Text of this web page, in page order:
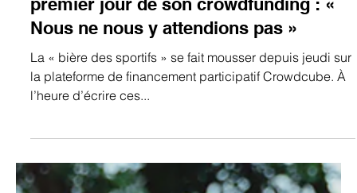
Thrive lève 250.000 euros dès le
premier jour de son crowdfunding : «
Nous ne nous y attendions pas »
La « bière des sportifs » se fait mousser depuis jeudi sur